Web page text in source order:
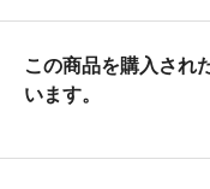
この商品を購入され
います。